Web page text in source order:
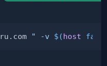
" -v $(host